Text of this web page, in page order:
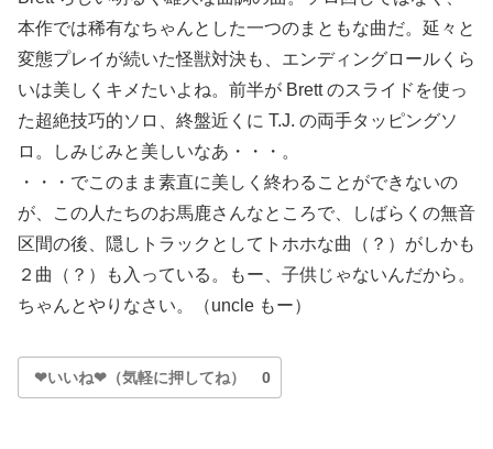
本作では稀有なちゃんとした一つのまともな曲だ。延々と
変態プレイが続いた怪獣対決も、エンディングロールくら
いは美しくキメたいよね。前半が Brett のスライドを使っ
た超絶技巧的ソロ、終盤近くに T.J. の両手タッピングソ
ロ。しみじみと美しいなあ・・・。
・・・でこのまま素直に美しく終わることができないの
が、この人たちのお馬鹿さんなところで、しばらくの無音
区間の後、隠しトラックとしてトホホな曲（？）がしかも
２曲（？）も入っている。もー、子供じゃないんだから。
ちゃんとやりなさい。（uncle もー）
❤いいね❤（気軽に押してね） 0